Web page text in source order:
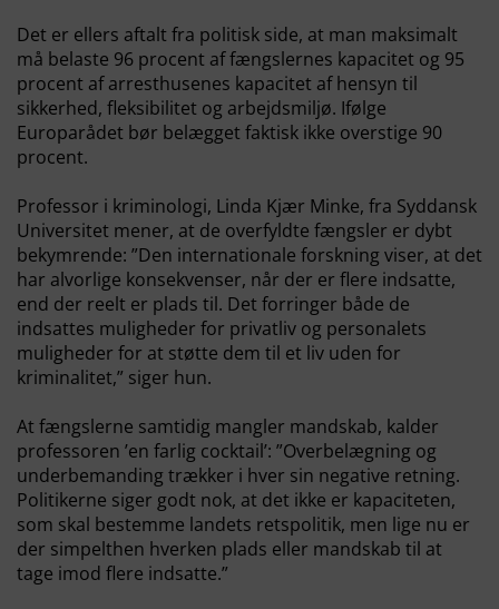
Det er ellers aftalt fra politisk side, at man maksimalt
må belaste 96 procent af fængslernes kapacitet og 95
procent af arresthusenes kapacitet af hensyn til
sikkerhed, fleksibilitet og arbejdsmiljø. Ifølge
Europarådet bør belægget faktisk ikke overstige 90
procent.
Professor i kriminologi, Linda Kjær Minke, fra Syddansk
Universitet mener, at de overfyldte fængsler er dybt
bekymrende: ”Den internationale forskning viser, at det
har alvorlige konsekvenser, når der er flere indsatte,
end der reelt er plads til. Det forringer både de
indsattes muligheder for privatliv og personalets
muligheder for at støtte dem til et liv uden for
kriminalitet,” siger hun.
At fængslerne samtidig mangler mandskab, kalder
professoren ’en farlig cocktail’: ”Overbelægning og
underbemanding trækker i hver sin negative retning.
Politikerne siger godt nok, at det ikke er kapaciteten,
som skal bestemme landets retspolitik, men lige nu er
der simpelthen hverken plads eller mandskab til at
tage imod flere indsatte.”